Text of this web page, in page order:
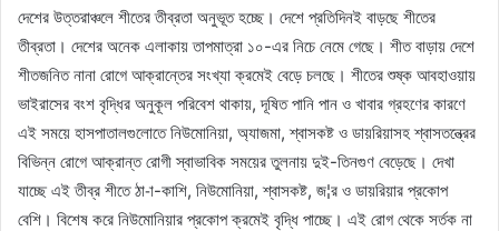
দেশের উত্তরাঞ্চলে শীতের তীব্রতা অনুভূত হচ্ছে। দেশে প্রতিদিনই বাড়ছে শীতের
তীব্রতা। দেশের অনেক এলাকায় তাপমাত্রা ১০-এর নিচে নেমে গেছে। শীত বাড়ায় দেশে
শীতজনিত নানা রোগে আক্রান্তের সংখ্যা ক্রমেই বেড়ে চলছে। শীতের শুষ্ক আবহাওয়ায়
ভাইরাসের বংশ বৃদ্ধির অনুকূল পরিবেশ থাকায়, দূষিত পানি পান ও খাবার গ্রহণের কারণে
এই সময়ে হাসপাতালগুলোতে নিউমোনিয়া, অ্যাজমা, শ্বাসকষ্ট ও ডায়রিয়াসহ শ্বাসতন্ত্রের
বিভিন্ন রোগে আক্রান্ত রোগী স্বাভাবিক সময়ের তুলনায় দুই-তিনগুণ বেড়েছে। দেখা
যাচ্ছে এই তীব্র শীতে ঠা-া-কাশি, নিউমোনিয়া, শ্বাসকষ্ট, জ¦র ও ডায়রিয়ার প্রকোপ
বেশি। বিশেষ করে নিউমোনিয়ার প্রকোপ ক্রমেই বৃদ্ধি পাচ্ছে। এই রোগ থেকে সর্তক না